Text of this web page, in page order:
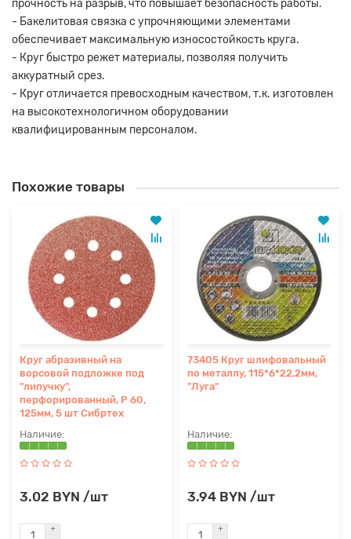
прочность на разрыв, что повышает безопасность работы.
- Бакелитовая связка с упрочняющими элементами
обеспечивает максимальную износостойкость круга.
- Круг быстро режет материалы, позволяя получить
аккуратный срез.
- Круг отличается превосходным качеством, т.к. изготовлен
на высокотехнологичном оборудовании
квалифицированным персоналом.
Похожие товары
Круг абразивный на
ворсовой подложке под
"липучку",
перфорированный, P 60,
125мм, 5 шт Сибртех
3.02 BYN /шт
73405 Круг шлифовальный
по металлу, 115*6*22,2мм,
"Луга"
3.94 BYN /шт